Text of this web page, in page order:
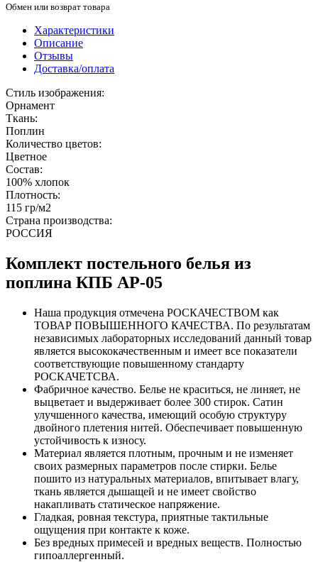
Обмен или возврат товара
Характеристики
Описание
Отзывы
Доставка/оплата
Стиль изображения:
Орнамент
Ткань:
Поплин
Количество цветов:
Цветное
Состав:
100% хлопок
Плотность:
115 гр/м2
Страна производства:
РОССИЯ
Комплект постельного белья из
поплина КПБ AP-05
Наша продукция отмечена РОСКАЧЕСТВОМ как
ТОВАР ПОВЫШЕННОГО КАЧЕСТВА. По результатам
независимых лабораторных исследований данный товар
является высококачественным и имеет все показатели
соответствующие повышенному стандарту
РОСКАЧЕТСВА.
Фабричное качество. Белье не краситься, не линяет, не
выцветает и выдерживает более 300 стирок. Сатин
улучшенного качества, имеющий особую структуру
двойного плетения нитей. Обеспечивает повышенную
устойчивость к износу.
Материал является плотным, прочным и не изменяет
своих размерных параметров после стирки. Белье
пошито из натуральных материалов, впитывает влагу,
ткань является дышащей и не имеет свойство
накапливать статическое напряжение.
Гладкая, ровная текстура, приятные тактильные
ощущения при контакте к коже.
Без вредных примесей и вредных веществ. Полностью
гипоаллергенный.